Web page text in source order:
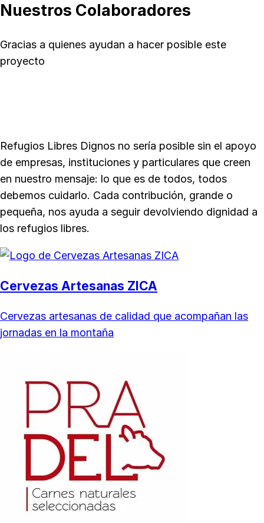
Nuestros Colaboradores
Gracias a quienes ayudan a hacer posible este
proyecto
Refugios Libres Dignos no sería posible sin el apoyo
de empresas, instituciones y particulares que creen
en nuestro mensaje: lo que es de todos, todos
debemos cuidarlo. Cada contribución, grande o
pequeña, nos ayuda a seguir devolviendo dignidad a
los refugios libres.
Cervezas Artesanas ZICA
Cervezas artesanas de calidad que acompañan las
jornadas en la montaña